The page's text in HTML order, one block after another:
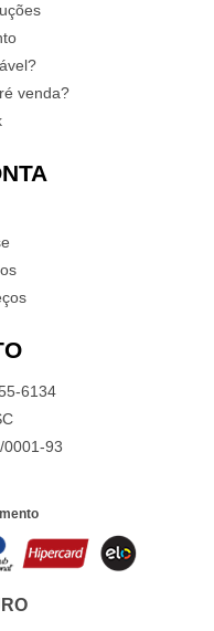
venda?
6134
0001-93